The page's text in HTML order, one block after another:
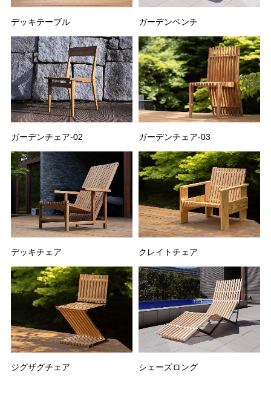
デッキテーブル ガーデンベンチ
ガーデンチェア-02 ガーデンチェア-03
デッキチェア クレイトチェア
ジグザグチェア シェーズロング